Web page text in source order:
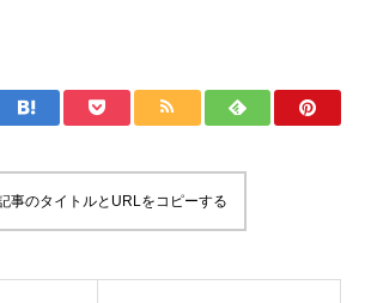
事のタイトルとURLをコピーする